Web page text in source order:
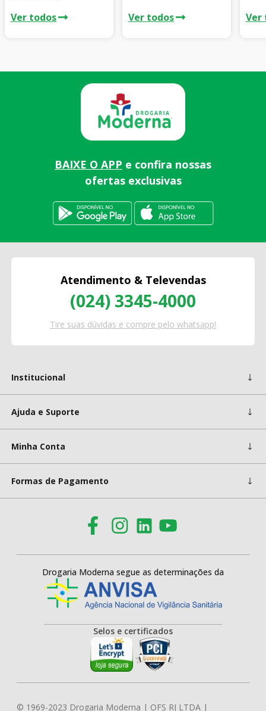
Ver todos Ver todos Ver
BAIXE O APP e confira nossas
ofertas exclusivas
Atendimento & Televendas
(024) 3345-4000
Tire suas dúvidas e compre pelo whatsapp!
Institucional
Ajuda e Suporte
Minha Conta
Formas de Pagamento
Drogaria Moderna segue as determinações da
Selos e certificados
© 1969-2023 Drogaria Moderna | OFS RJ LTDA |